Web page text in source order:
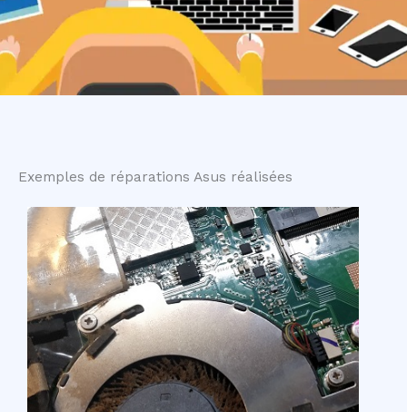
Exemples de réparations Asus réalisées